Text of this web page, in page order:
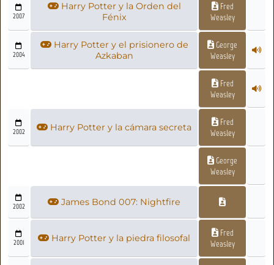
2007
Harry Potter y la Orden del
Fénix
Fred
Weasley
2004
Harry Potter y el prisionero de
Azkaban
George
Weasley
Fred
Weasley
2002 Harry Potter y la cámara secreta
Fred
Weasley
George
Weasley
2002 James Bond 007: Nightfire
2001 Harry Potter y la piedra filosofal
Fred
Weasley